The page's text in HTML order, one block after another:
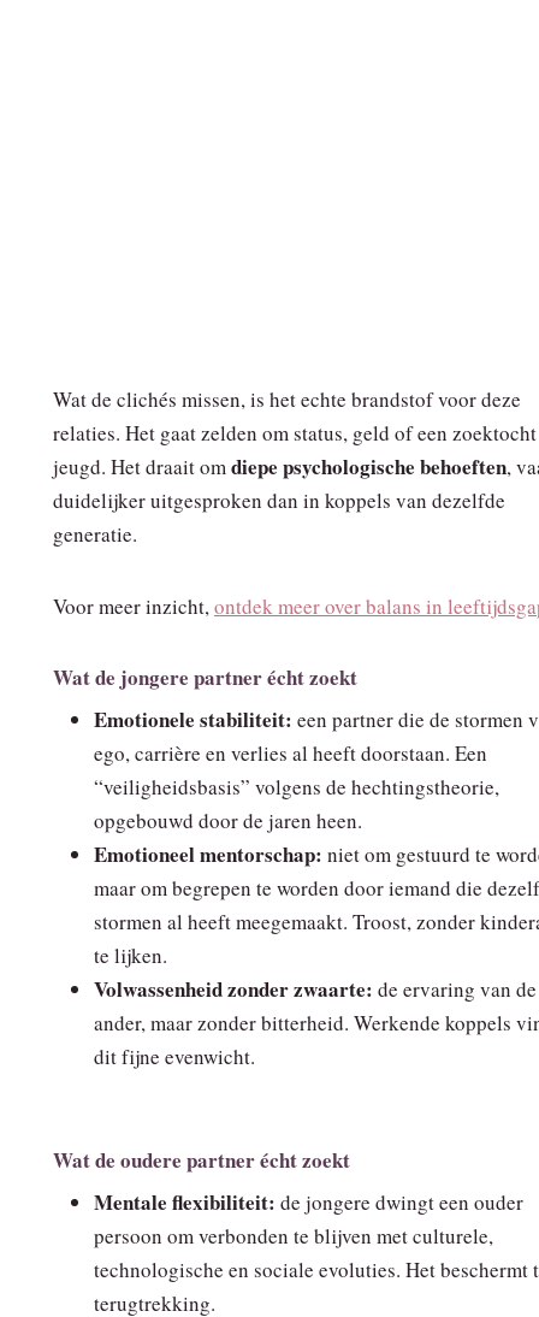
Wat de clichés missen, is het echte brandstof voor deze
relaties. Het gaat zelden om status, geld of een
jeugd. Het draait omdiepe psychologische behoeften,
duidelijker uitgesproken dan in koppels van dezelfde
generatie.
Voor meer inzicht,ontdek meer over balans in
Wat de jongere partner écht zoekt
Emotionele stabiliteit: een partner die de stormen
ego, carrière en verlies al heeft doorstaan. Een
“veiligheidsbasis” volgens de hechtingstheorie,
opgebouwd door de jaren heen.
Emotioneel mentorschap: niet om gestuurd te
maar om begrepen te worden door iemand die
stormen al heeft meegemaakt. Troost, zonder
te lijken.
Volwassenheid zonder zwaarte: de ervaring van de
ander, maar zonder bitterheid. Werkende koppels
dit fijne evenwicht.
Wat de oudere partner écht zoekt
Mentale flexibiliteit: de jongere dwingt een ouder
persoon om verbonden te blijven met culturele,
technologische en sociale evoluties. Het beschermt
terugtrekking.